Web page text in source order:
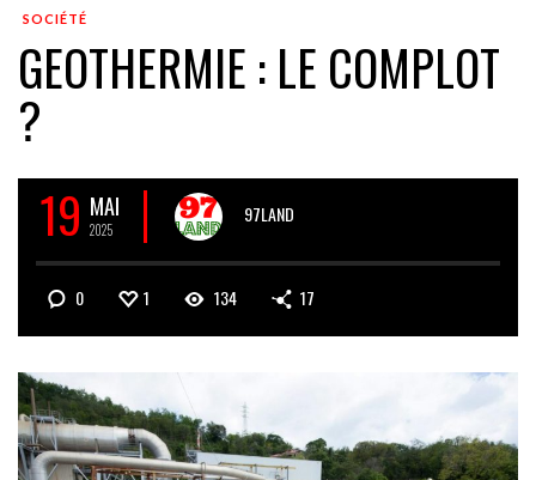
SOCIÉTÉ
GEOTHERMIE : LE COMPLOT
?
19 MAI
2025
97LAND
0 1 134 17